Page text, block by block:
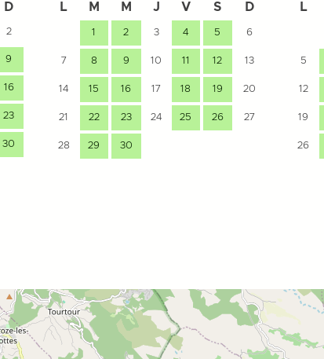
D
2
9
16
23
30
L M M J V S D
1 2 3 4 5 6
7 8 9 10 11 12 13
14 15 16 17 18 19 20
21 22 23 24 25 26 27
28 29 30
L
5
12
19
26